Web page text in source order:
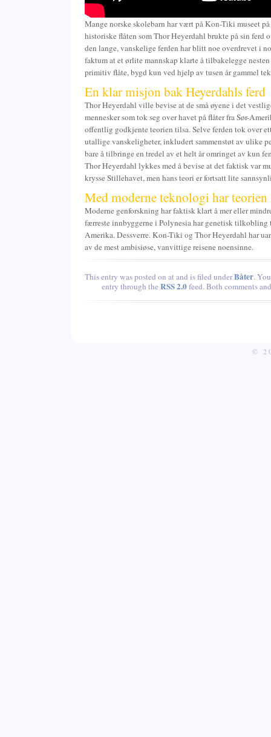
Mange norske skolebarn har vært på Kon-Tiki museet
historiske flåten som Thor Heyerdahl brukte på sin ferd
den lange, vanskelige ferden har blitt noe overdrevet i
faktum at et ørlite mannskap klarte å tilbakelegge
primitiv flåte, bygd kun ved hjelp av tusen år gammel
En klar misjon bak Heyerdahls ferd
Thor Heyerdahl ville bevise at de små øyene i det
mennesker som tok seg over havet på flåter fra Sør-
offentlig godkjente teorien tilsa. Selve ferden tok over
utallige vanskeligheter, inkludert sammenstøt av ulike
bare å tilbringe en tredel av et helt år omringet av kun
Thor Heyerdahl lykkes med å bevise at det faktisk var
krysse Stillehavet, men hans teori er fortsatt lite
Med moderne teknologi har teorien
Moderne genforskning har faktisk klart å mer eller
færreste innbyggerne i Polynesia har genetisk tilkobling
Amerika. Dessverre. Kon-Tiki og Thor Heyerdahl har
av de mest ambisiøse, vanvittige reisene noensinne.
This entry was posted on at and is filed underBåter.
entry through the RSS 2.0feed. Both comments
©